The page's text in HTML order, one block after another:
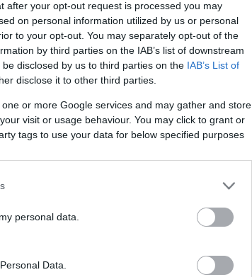
after your opt-out request is processed you may
on personal information utilized by us or personal
to your opt-out. You may separately opt-out of the
by third parties on the IAB’s list of downstream
disclosed by us to third parties on the IAB’s List of
disclose it to other third parties.
or more Google services and may gather and store
visit or usage behaviour. You may click to grant or
tags to use your data for below specified purposes
personal data.
Data.
Emlékezzen rám
NÖVÉNYKATALÓGUS